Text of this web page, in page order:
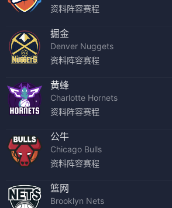
英超
意甲
法甲
CBA
英超
意甲
资料阵容赛程
掘金
Denver Nuggets
资料阵容赛程
黄蜂
Charlotte Hornets
资料阵容赛程
公牛
Chicago Bulls
资料阵容赛程
篮网
Brooklyn Nets